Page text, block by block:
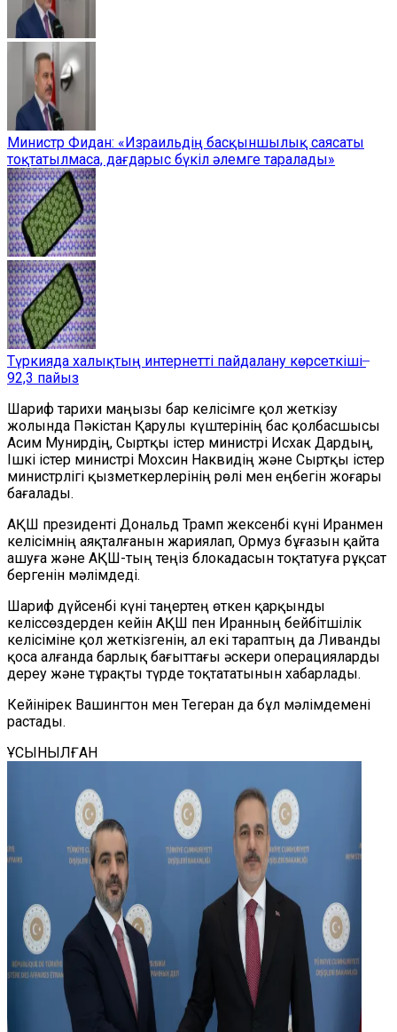
Министр Фидан: «Израильдің басқыншылық саясаты
тоқтатылмаса, дағдарыс бүкіл әлемге таралады»
Түркияда халықтың интернетті пайдалану көрсеткіші ̶
92,3 пайыз
Шариф тарихи маңызы бар келісімге қол жеткізу
жолында Пәкістан Қарулы күштерінің бас қолбасшысы
Асим Мунирдің, Сыртқы істер министрі Исхак Дардың,
Ішкі істер министрі Мохсин Наквидің және Сыртқы істер
министрлігі қызметкерлерінің рөлі мен еңбегін жоғары
бағалады.
АҚШ президенті Дональд Трамп жексенбі күні Иранмен
келісімнің аяқталғанын жариялап, Ормуз бұғазын қайта
ашуға және АҚШ-тың теңіз блокадасын тоқтатуға рұқсат
бергенін мәлімдеді.
Шариф дүйсенбі күні таңертең өткен қарқынды
келіссөздерден кейін АҚШ пен Иранның бейбітшілік
келісіміне қол жеткізгенін, ал екі тараптың да Ливанды
қоса алғанда барлық бағыттағы әскери операцияларды
дереу және тұрақты түрде тоқтататынын хабарлады.
Кейінірек Вашингтон мен Тегеран да бұл мәлімдемені
растады.
ҰСЫНЫЛҒАН